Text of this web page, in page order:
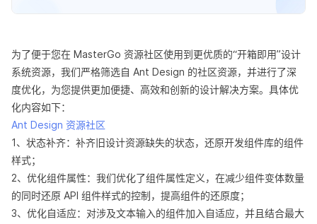
为了便于您在 MasterGo 资源社区使用到更优质的“开箱即用”设计
系统资源，我们严格筛选自 Ant Design 的社区资源，并进行了深
度优化，为您提供更加便捷、高效和创新的设计解决方案。具体优
化内容如下：
Ant Design 资源社区
1、状态补齐：补齐旧设计资源缺失的状态，还原开发组件库的组件
样式；
2、优化组件属性：我们优化了组件属性定义，在减少组件变体数量
的同时还原 API 组件样式的控制，提高组件的还原度；
3、优化自适应：对涉及文本输入的组件加入自适应，并且结合最大